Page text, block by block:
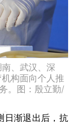
、武汉、深
构面向个人推
。图：殷立勤/
日渐退出后，抗